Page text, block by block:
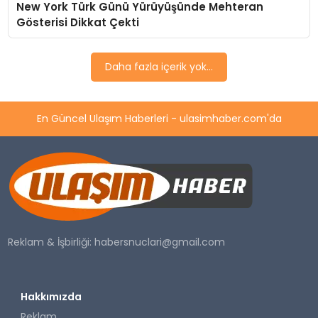
SAĞLIK
New York Türk Günü Yürüyüşünde Mehteran
Gösterisi Dikkat Çekti
Daha fazla içerik yok...
En Güncel Ulaşım Haberleri - ulasimhaber.com'da
Reklam & İşbirliği:habersnuclari@gmail.com
Hakkımızda